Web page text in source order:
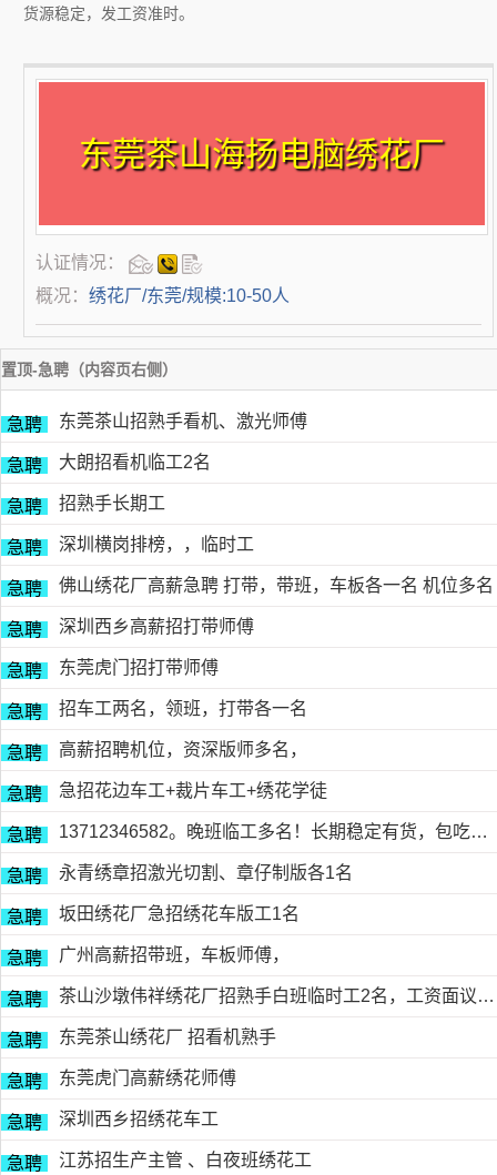
货源稳定，发工资准时。
东莞茶山海扬电脑绣花厂
认证情况：
概况： 绣花厂/东莞/规模:10-50人
置顶-急聘（内容页右侧）
急聘 东莞茶山招熟手看机、激光师傅
急聘 大朗招看机临工2名
急聘 招熟手长期工
急聘 深圳横岗排榜，，临时工
急聘 佛山绣花厂高薪急聘 打带，带班，车板各一名 机位多名
急聘 深圳西乡高薪招打带师傅
急聘 东莞虎门招打带师傅
急聘 招车工两名，领班，打带各一名
急聘 高薪招聘机位，资深版师多名，
急聘 急招花边车工+裁片车工+绣花学徒
急聘 13712346582。晚班临工多名！长期稳定有货，包吃包住
急聘 永青绣章招激光切割、章仔制版各1名
急聘 坂田绣花厂急招绣花车版工1名
急聘 广州高薪招带班，车板师傅，
急聘 茶山沙墩伟祥绣花厂招熟手白班临时工2名，工资面议，包吃住有的请电18676754153黎生
急聘 东莞茶山绣花厂 招看机熟手
急聘 东莞虎门高薪绣花师傅
急聘 深圳西乡招绣花车工
急聘 江苏招生产主管 、白夜班绣花工